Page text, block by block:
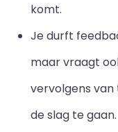
komt.
Je durft
maar vraagt
vervolgens
de slag te gaan.